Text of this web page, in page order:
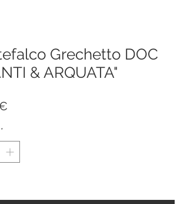
Grechetto DOC
& ARQUATA"
*